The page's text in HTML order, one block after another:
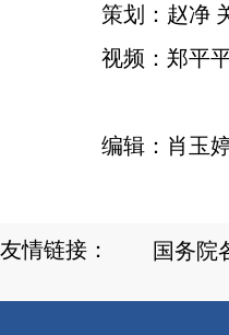
策划：赵净
视频：郑平
编辑：肖玉
友情链接：